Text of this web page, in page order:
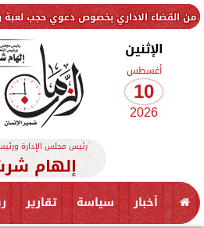
بخصوص دعوي حجب لعبة روبلوكس
الإثنين
أغسطس
10
2026
رئيس مجلس الإدارة
إلهام
أخبار سياسة تقارير